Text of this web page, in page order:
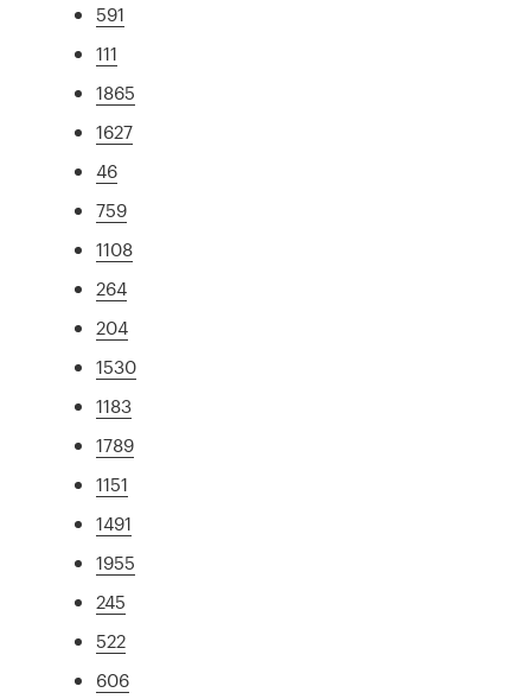
591
111
1865
1627
46
759
1108
264
204
1530
1183
1789
1151
1491
1955
245
522
606